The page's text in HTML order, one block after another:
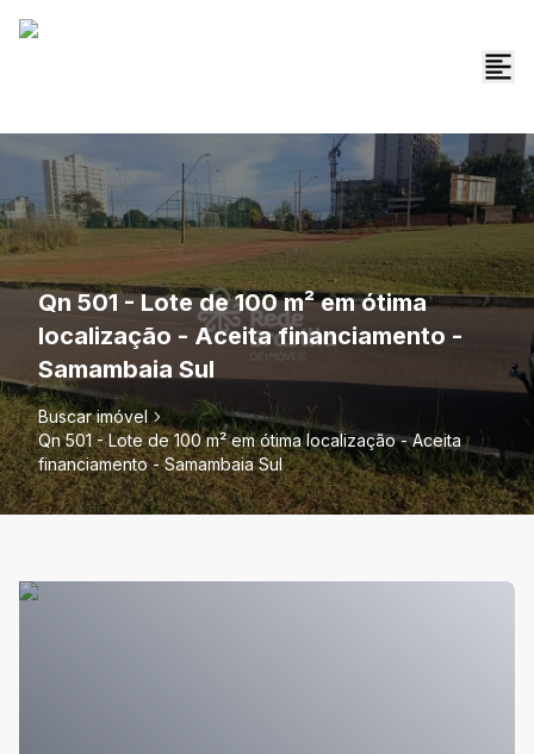
Qn 501 - Lote de 100 m² em ótima
localização - Aceita financiamento -
Samambaia Sul
Buscar imóvel
Qn 501 - Lote de 100 m² em ótima localização - Aceita
financiamento - Samambaia Sul